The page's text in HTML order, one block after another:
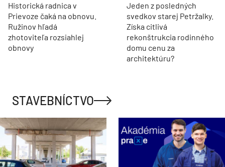
Historická radnica v
Prievoze čaká na obnovu.
Ružinov hľadá
zhotoviteľa rozsiahlej
obnovy
Jeden z posledných
svedkov starej Petržalky.
Získa citlivá
rekonštrukcia rodinného
domu cenu za
architektúru?
STAVEBNÍCTVO